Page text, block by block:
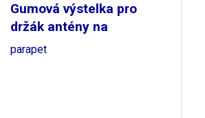
Gumová výstelka pro
držák antény na
parapet